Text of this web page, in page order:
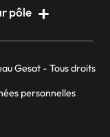
pôle
Gesat - Tous droits
personnelles